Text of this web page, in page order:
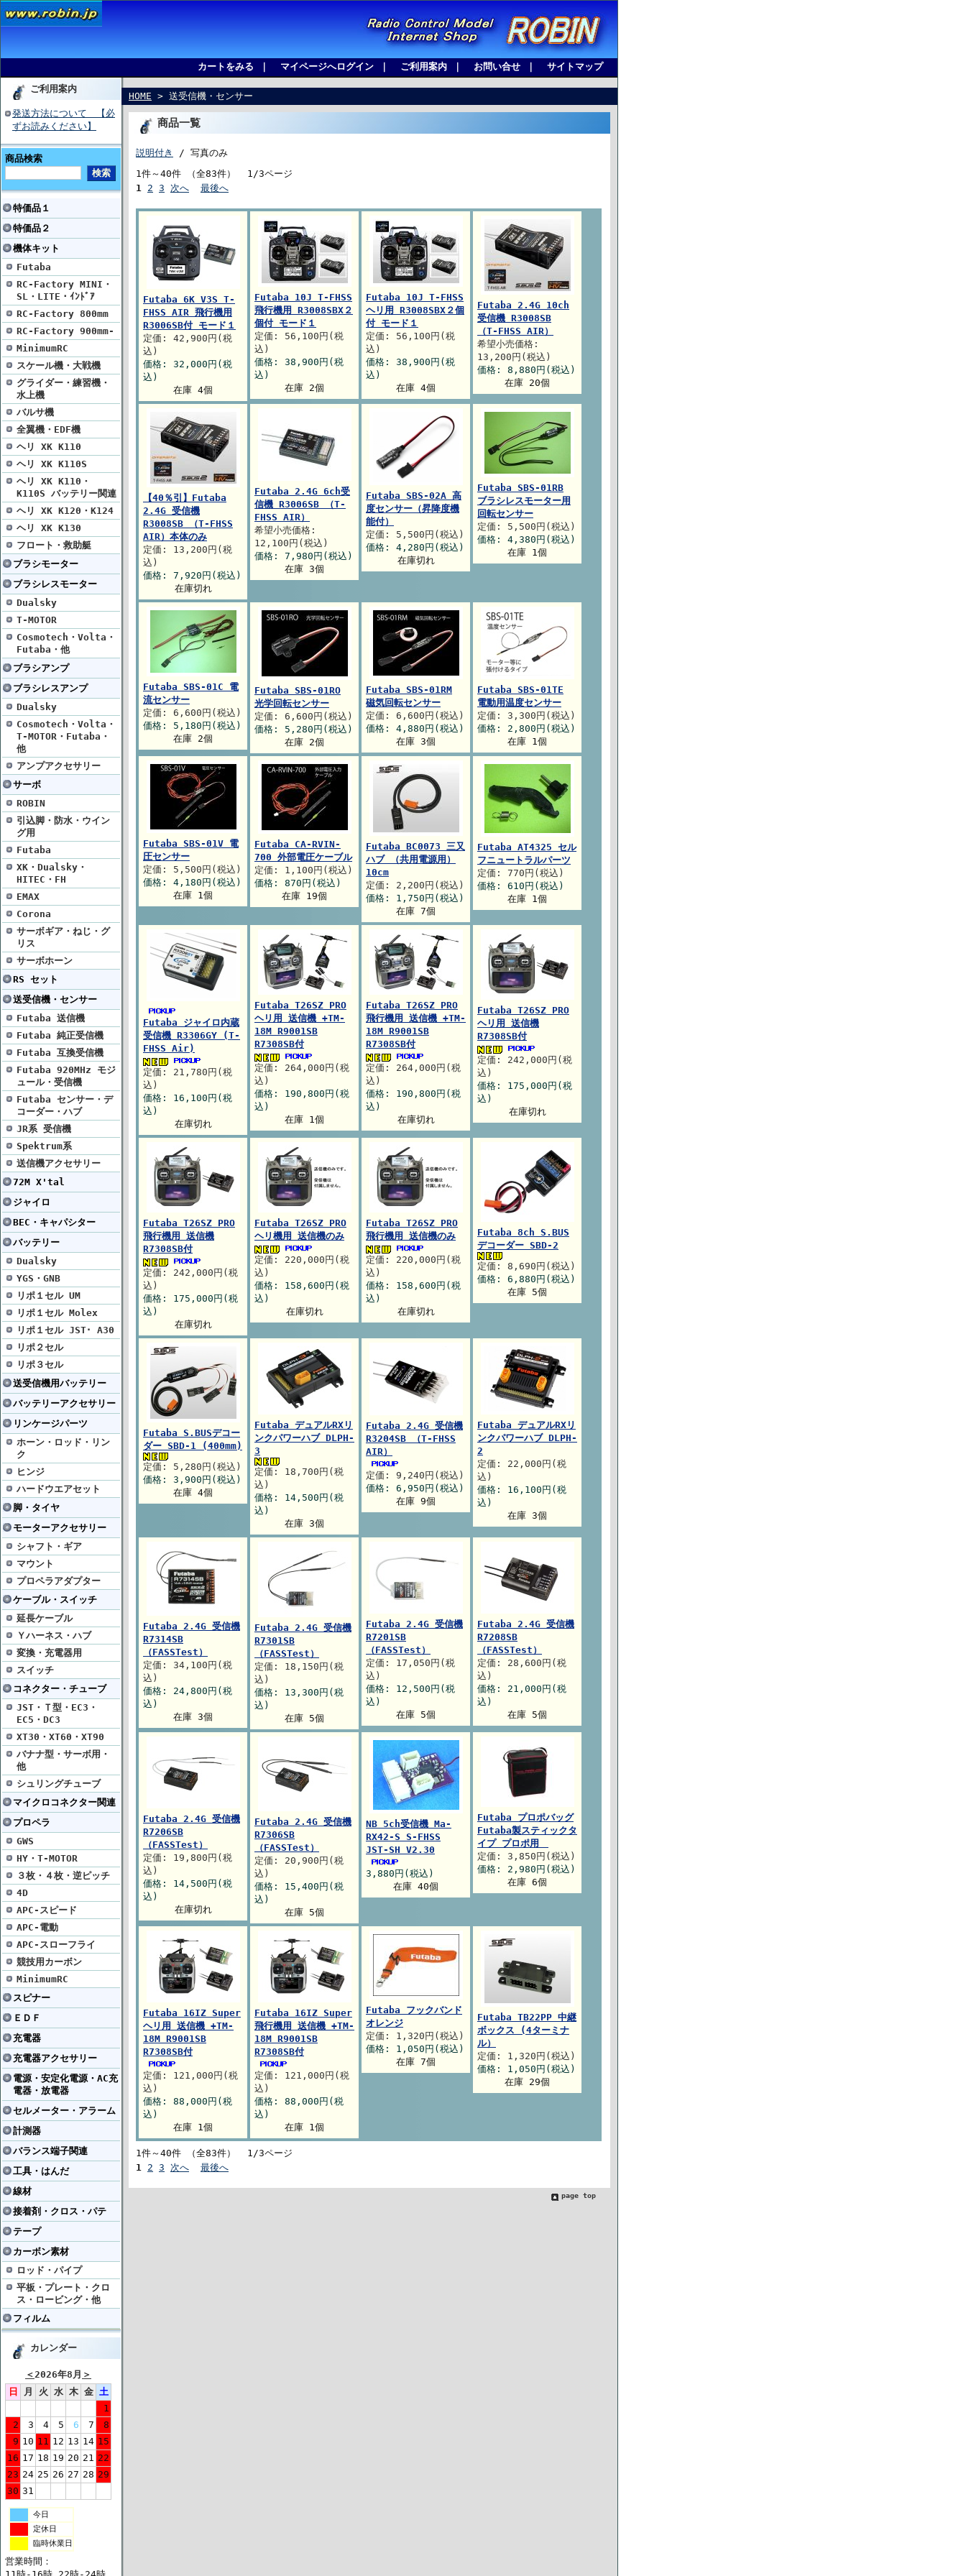
カートをみる マイページへログイン ご利用案内 お問い合せ サイトマップ
ご利用案内
発送方法について 【必
ずお読みください】
商品検索
特価品１
特価品２
機体キット
Futaba
RC-Factory MINI・
SL・LITE・ｲﾝﾄﾞｱ
RC-Factory 800mm
RC-Factory 900mm-
MinimumRC
スケール機・大戦機
グライダー・練習機・
水上機
バルサ機
全翼機・EDF機
ヘリ XK K110
ヘリ XK K110S
ヘリ XK K110・
K110S バッテリー関連
ヘリ XK K120・K124
ヘリ XK K130
フロート・救助艇
ブラシモーター
ブラシレスモーター
Dualsky
T-MOTOR
Cosmotech・Volta・
Futaba・他
ブラシアンプ
ブラシレスアンプ
Dualsky
Cosmotech・Volta・
T-MOTOR・Futaba・
他
アンプアクセサリー
サーボ
ROBIN
引込脚・防水・ウイン
グ用
Futaba
XK・Dualsky・
HITEC・FH
EMAX
Corona
サーボギア・ねじ・グ
リス
サーボホーン
RS セット
送受信機・センサー
Futaba 送信機
Futaba 純正受信機
Futaba 互換受信機
Futaba 920MHz モジ
ュール・受信機
Futaba センサー・デ
コーダー・ハブ
JR系 受信機
Spektrum系
送信機アクセサリー
72M X'tal
ジャイロ
BEC・キャパシター
バッテリー
Dualsky
YGS・GNB
リポ１セル UM
リポ１セル Molex
リポ１セル JST･ A30
リポ２セル
リポ３セル
送受信機用バッテリー
バッテリーアクセサリー
リンケージパーツ
ホーン・ロッド・リン
ク
ヒンジ
ハードウエアセット
脚・タイヤ
モーターアクセサリー
シャフト・ギア
マウント
プロペラアダプター
ケーブル・スイッチ
延長ケーブル
Ｙハーネス・ハブ
変換・充電器用
スイッチ
コネクター・チューブ
JST・Ｔ型・EC3・
EC5・DC3
XT30・XT60・XT90
バナナ型・サーボ用・
他
シュリングチューブ
マイクロコネクター関連
プロペラ
GWS
HY・T-MOTOR
３枚・４枚・逆ピッチ
4D
APC-スピード
APC-電動
APC-スローフライ
競技用カーボン
MinimumRC
スピナー
ＥＤＦ
充電器
充電器アクセサリー
電源・安定化電源・AC充
電器・放電器
セルメーター・アラーム
計測器
バランス端子関連
工具・はんだ
線材
接着剤・クロス・パテ
テープ
カーボン素材
ロッド・パイプ
平板・プレート・クロ
ス・ロービング・他
フィルム
カレンダー
＜2026年8月 ＞
日
月 火 水 木 金 土
1
2
3 4 5 6 7
8
9 10 11 12 13 14 15
16 17 18 19 20 21 22
23 24 25 26 27 28 29
30 31
今日
定休日
臨時休業日
営業時間：
HOME > 送受信機・センサー
商品一覧
説明付き
/ 写真のみ
1件～40件 （全83件） 1/3ページ
1 2 3 次へ 最後へ
Futaba 6K V3S T-
FHSS AIR 飛行機用
R3006SB付 モード１
定価: 42,900円(税
込)
価格: 32,000円(税
込)
在庫 4個
Futaba 10J T-FHSS
飛行機用 R3008SBX２
個付 モード１
定価: 56,100円(税
込)
価格: 38,900円(税
込)
在庫 2個
Futaba 10J T-FHSS
ヘリ用 R3008SBX２個
付 モード１
定価: 56,100円(税
込)
価格: 38,900円(税
込)
在庫 4個
Futaba 2.4G 10ch
受信機 R3008SB
（T-FHSS AIR）
希望小売価格:
13,200円(税込)
価格: 8,880円(税込)
在庫 20個
【40％引】Futaba
2.4G 受信機
R3008SB （T-FHSS
AIR）本体のみ
定価: 13,200円(税
込)
価格: 7,920円(税込)
在庫切れ
Futaba 2.4G 6ch受
信機 R3006SB （T-
FHSS AIR）
希望小売価格:
12,100円(税込)
価格: 7,980円(税込)
在庫 3個
Futaba SBS-02A 高
度センサー（昇降度機
能付）
定価: 5,500円(税込)
価格: 4,280円(税込)
在庫切れ
Futaba SBS-01RB
ブラシレスモーター用
回転センサー
定価: 5,500円(税込)
価格: 4,380円(税込)
在庫 1個
Futaba SBS-01C 電
流センサー
定価: 6,600円(税込)
価格: 5,180円(税込)
在庫 2個
Futaba SBS-01RO
光学回転センサー
定価: 6,600円(税込)
価格: 5,280円(税込)
在庫 2個
Futaba SBS-01RM
磁気回転センサー
定価: 6,600円(税込)
価格: 4,880円(税込)
在庫 3個
Futaba SBS-01TE
電動用温度センサー
定価: 3,300円(税込)
価格: 2,800円(税込)
在庫 1個
Futaba SBS-01V 電
圧センサー
定価: 5,500円(税込)
価格: 4,180円(税込)
在庫 1個
Futaba CA-RVIN-
700 外部電圧ケーブル
定価: 1,100円(税込)
価格: 870円(税込)
在庫 19個
Futaba BC0073 三又
ハブ （共用電源用）
10cm
定価: 2,200円(税込)
価格: 1,750円(税込)
在庫 7個
Futaba AT4325 セル
フニュートラルパーツ
定価: 770円(税込)
価格: 610円(税込)
在庫 1個
Futaba ジャイロ内蔵
受信機 R3306GY (T-
FHSS Air)
定価: 21,780円(税
込)
価格: 16,100円(税
込)
在庫切れ
Futaba T26SZ PRO
ヘリ用 送信機 +TM-
18M R9001SB
R7308SB付
定価: 264,000円(税
込)
価格: 190,800円(税
込)
在庫 1個
Futaba T26SZ PRO
飛行機用 送信機 +TM-
18M R9001SB
R7308SB付
定価: 264,000円(税
込)
価格: 190,800円(税
込)
在庫切れ
Futaba T26SZ PRO
ヘリ用 送信機
R7308SB付
定価: 242,000円(税
込)
価格: 175,000円(税
込)
在庫切れ
Futaba T26SZ PRO
飛行機用 送信機
R7308SB付
定価: 242,000円(税
込)
価格: 175,000円(税
込)
在庫切れ
Futaba T26SZ PRO
ヘリ機用 送信機のみ
定価: 220,000円(税
込)
価格: 158,600円(税
込)
在庫切れ
Futaba T26SZ PRO
飛行機用 送信機のみ
定価: 220,000円(税
込)
価格: 158,600円(税
込)
在庫切れ
Futaba 8ch S.BUS
デコーダー SBD-2
定価: 8,690円(税込)
価格: 6,880円(税込)
在庫 5個
Futaba S.BUSデコー
ダー SBD-1 (400mm)
定価: 5,280円(税込)
価格: 3,900円(税込)
在庫 4個
Futaba デュアルRXリ
ンクパワーハブ DLPH-
3
定価: 18,700円(税
込)
価格: 14,500円(税
込)
在庫 3個
Futaba 2.4G 受信機
R3204SB （T-FHSS
AIR）
定価: 9,240円(税込)
価格: 6,950円(税込)
在庫 9個
Futaba デュアルRXリ
ンクパワーハブ DLPH-
2
定価: 22,000円(税
込)
価格: 16,100円(税
込)
在庫 3個
Futaba 2.4G 受信機
R7314SB
（FASSTest）
定価: 34,100円(税
込)
価格: 24,800円(税
込)
在庫 3個
Futaba 2.4G 受信機
R7301SB
（FASSTest）
定価: 18,150円(税
込)
価格: 13,300円(税
込)
在庫 5個
Futaba 2.4G 受信機
R7201SB
（FASSTest）
定価: 17,050円(税
込)
価格: 12,500円(税
込)
在庫 5個
Futaba 2.4G 受信機
R7208SB
（FASSTest）
定価: 28,600円(税
込)
価格: 21,000円(税
込)
在庫 5個
Futaba 2.4G 受信機
R7206SB
（FASSTest）
定価: 19,800円(税
込)
価格: 14,500円(税
込)
在庫切れ
Futaba 2.4G 受信機
R7306SB
（FASSTest）
定価: 20,900円(税
込)
価格: 15,400円(税
込)
在庫 5個
NB 5ch受信機 Ma-
RX42-S S-FHSS
JST-SH V2.30
3,880円(税込)
在庫 40個
Futaba プロポバッグ
Futaba製スティックタ
イプ プロポ用
定価: 3,850円(税込)
価格: 2,980円(税込)
在庫 6個
Futaba 16IZ Super
ヘリ用 送信機 +TM-
18M R9001SB
R7308SB付
定価: 121,000円(税
込)
価格: 88,000円(税
込)
在庫 1個
Futaba 16IZ Super
飛行機用 送信機 +TM-
18M R9001SB
R7308SB付
定価: 121,000円(税
込)
価格: 88,000円(税
込)
在庫 1個
Futaba フックバンド
オレンジ
定価: 1,320円(税込)
価格: 1,050円(税込)
在庫 7個
Futaba TB22PP 中継
ボックス (4ターミナ
ル）
定価: 1,320円(税込)
価格: 1,050円(税込)
在庫 29個
1件～40件 （全83件） 1/3ページ
1 2 3 次へ 最後へ
page top